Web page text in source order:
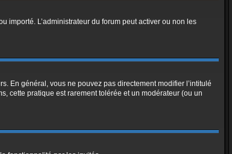
importé. L’administrateur du forum peut activer ou non les
En général, vous ne pouvez pas directement modifier l’intitulé
cette pratique est rarement tolérée et un modérateur (ou un